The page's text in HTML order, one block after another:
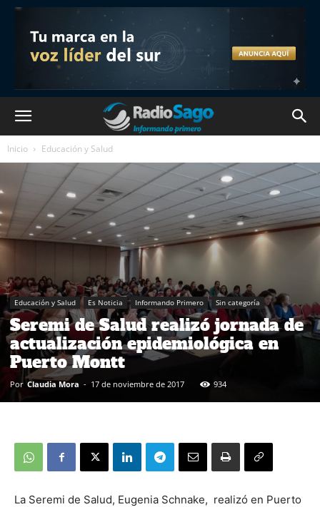
Inicio Educación y Salud
Educación y Salud Es Noticia Informando Primero Sin categoría
Seremi de Salud realizó jornada de
actualización epidemiológica en
Puerto Montt
Por Claudia Mora - 17 de noviembre de 2017 934
La Seremi de Salud, Eugenia Schnake, realizó en Puerto